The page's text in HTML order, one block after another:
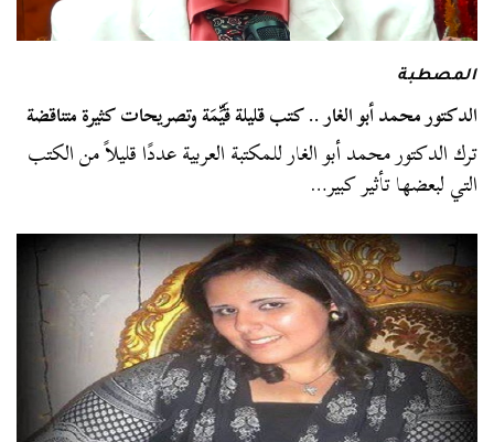
المصطبة
الدكتور محمد أبو الغار .. كتب قليلة قَيِّمَة وتصريحات كثيرة متناقضة
ترك الدكتور محمد أبو الغار للمكتبة العربية عددًا قليلاً من الكتب
التي لبعضها تأثير كبير…